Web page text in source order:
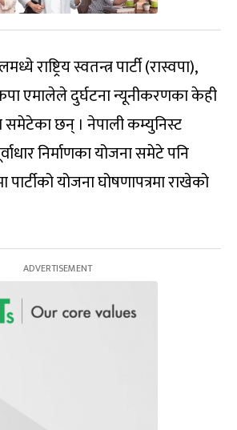
राष्ट्रिय स्वतन्त्र पार्टी (रास्वपा),
एमालेले दुर्घटना न्यूनीकरणका केही
समेटेका छन् । नेपाली कम्युनिस्ट
निर्माणका योजना समेटे पनि
योजना घोषणापत्रमा राखेको